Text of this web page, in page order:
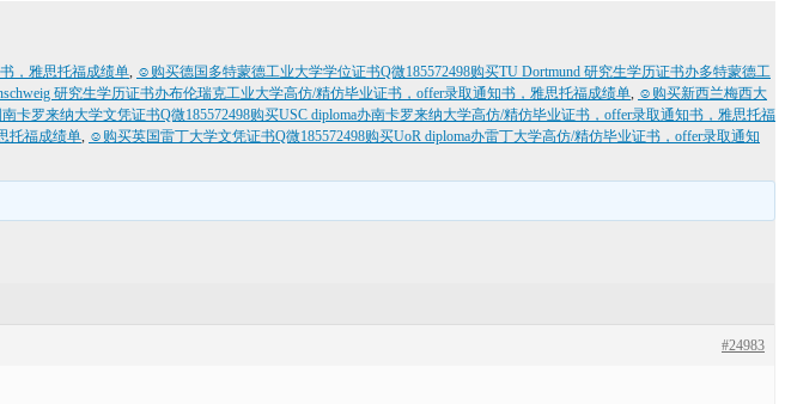
，雅思托福成绩单, ☺购买德国多特蒙德工业大学学位证书Q微185572498购买TU Dortmund 研究生学历证书办多特蒙德工
研究生学历证书办布伦瑞克工业大学高仿/精仿毕业证书，offer录取通知书，雅思托福成绩单, ☺购买新西兰梅西大
卡罗来纳大学文凭证书Q微185572498购买USC diploma办南卡罗来纳大学高仿/精仿毕业证书，offer录取通知书，雅思托福
托福成绩单, ☺购买英国雷丁大学文凭证书Q微185572498购买UoR diploma办雷丁大学高仿/精仿毕业证书，offer录取通知
#24983